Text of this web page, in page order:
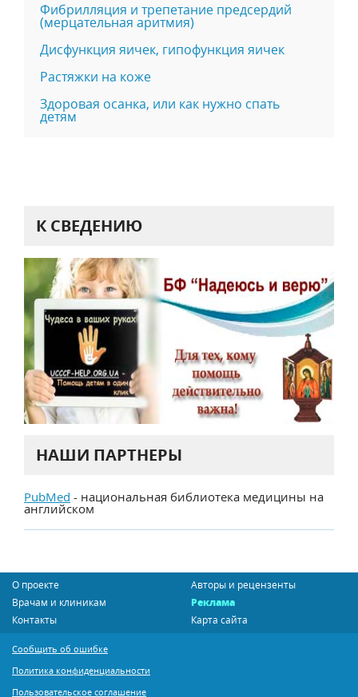
Фибрилляция и трепетание предсердий
(мерцательная аритмия)
Дисфункция яичек, гипофункция яичек
Растяжки на коже
Здоровая осанка, или как нужно спать
детям
К СВЕДЕНИЮ
НАШИ ПАРТНЕРЫ
PubMed - национальная библиотека медицины на
английском
О проекте
Авторы и рецензенты
Врачам и клиникам
Реклама
Контакты
Карта сайта
Сообщить об ошибке
Политика конфиденциальности
Пользовательское соглашение